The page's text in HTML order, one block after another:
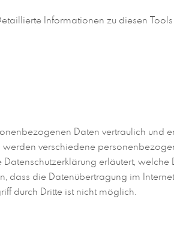
Informationen zu diesen
Daten vertraulich und
verschiedene
erläutert, welche
dass die Datenübertragung im
durch Dritte ist nicht möglich.